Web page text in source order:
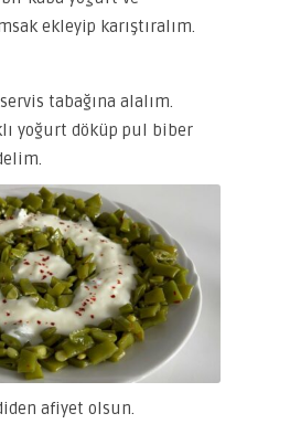
ekleyip karıştıralım.
tabağına alalım.
yoğurt döküp pul biber
afiyet olsun.